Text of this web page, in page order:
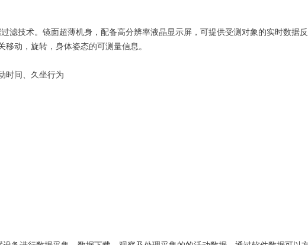
滤技术。镜面超薄机身，配备高分辨率液晶显示屏，可提供受测对象的实时数据
动，旋转，身体姿态的可测量信息。
时间、久坐行为